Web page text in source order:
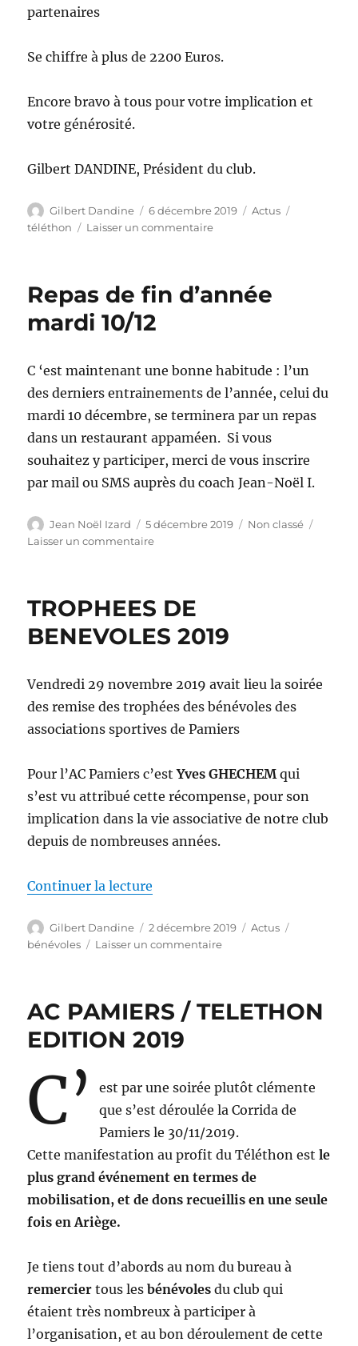
partenaires
Se chiffre à plus de 2200 Euros.
Encore bravo à tous pour votre implication et
votre générosité.
Gilbert DANDINE, Président du club.
Auteur
Gilbert Dandine
Publié
le
6 décembre 2019 Catégories
Actus
téléthon
Laisser un commentairesur
corrida
Repas de fin d’année
mardi 10/12
C ‘est maintenant une bonne habitude : l’un
des derniers entrainements de l’année, celui du
mardi 10 décembre, se terminera par un repas
dans un restaurant appaméen. Si vous
souhaitez y participer, merci de vous inscrire
par mail ou SMS auprès du coach Jean-Noël I.
Auteur
Jean Noël Izard
Publié
le
5 décembre 2019 Catégories
Non classé
Laisser un commentairesur
d’année
10/12
TROPHEES DE
BENEVOLES 2019
Vendredi 29 novembre 2019 avait lieu la soirée
des remise des trophées des bénévoles des
associations sportives de Pamiers
Pour l’AC Pamiers c’estYves GHECHEMqui
s’est vu attribué cette récompense, pour son
implication dans la vie associative de notre club
depuis de nombreuses années.
Continuer la lecture
Auteur
Gilbert Dandine
Publié
le
2 décembre 2019 Catégories
Actus
bénévoles
Laisser un commentairesur
2019
AC PAMIERS / TELETHON
EDITION 2019
C’
est par une soirée plutôt clémente
que s’est déroulée la Corrida de
Pamiers le 30/11/2019.
Cette manifestation au profit du Téléthon estle
plus grand événement en termes de
mobilisation, et de dons recueillis en une seule
fois en Ariège.
Je tiens tout d’abords au nom du bureau à
remercier tous lesbénévoles du club qui
étaient très nombreux à participer à
l’organisation, et au bon déroulement de cette